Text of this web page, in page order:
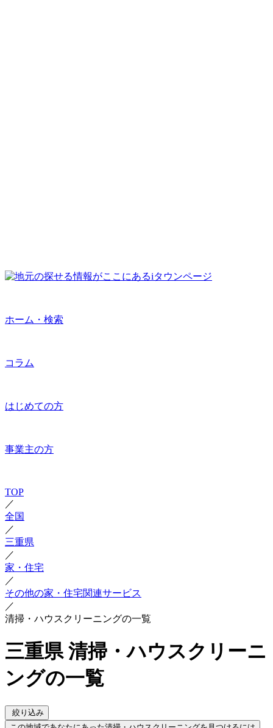
ホーム・検索
コラム
はじめての方
事業主の方
TOP
／
全国
／
三重県
／
家・住宅
／
その他の家・住宅関連サービス
／
清掃・ハウスクリーニングの一覧
三重県 清掃・ハウスクリーニ
ングの一覧
絞り込み